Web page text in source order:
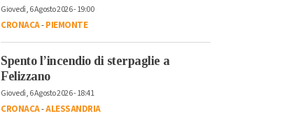
Giovedì, 6 Agosto 2026 - 19:00
CRONACA-PIEMONTE
Spento l’incendio di sterpaglie a
Felizzano
Giovedì, 6 Agosto 2026 - 18:41
CRONACA-ALESSANDRIA